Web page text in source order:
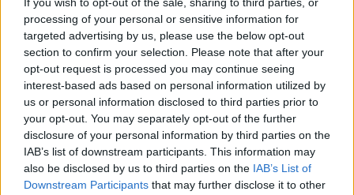
processing of your personal or sensitive information for
targeted advertising by us, please use the below opt-out
section to confirm your selection. Please note that after your
opt-out request is processed you may continue seeing
interest-based ads based on personal information utilized by
us or personal information disclosed to third parties prior to
your opt-out. You may separately opt-out of the further
disclosure of your personal information by third parties on the
IAB’s list of downstream participants. This information may
also be disclosed by us to third parties on the IAB’s List of
Downstream Participants that may further disclose it to other
démentielles. Pour calculer le risque de développer
ces maladies, les chercheurs ont pris en compte le
risque de décès associé à l'augmentation de l'âge et
de la durée d'exposition à l'hormonothérapie.
Ils ont constaté que si l'utilisation de
l'hormonothérapie était associée à une réduction
globale du risque relatif de développer des maladies